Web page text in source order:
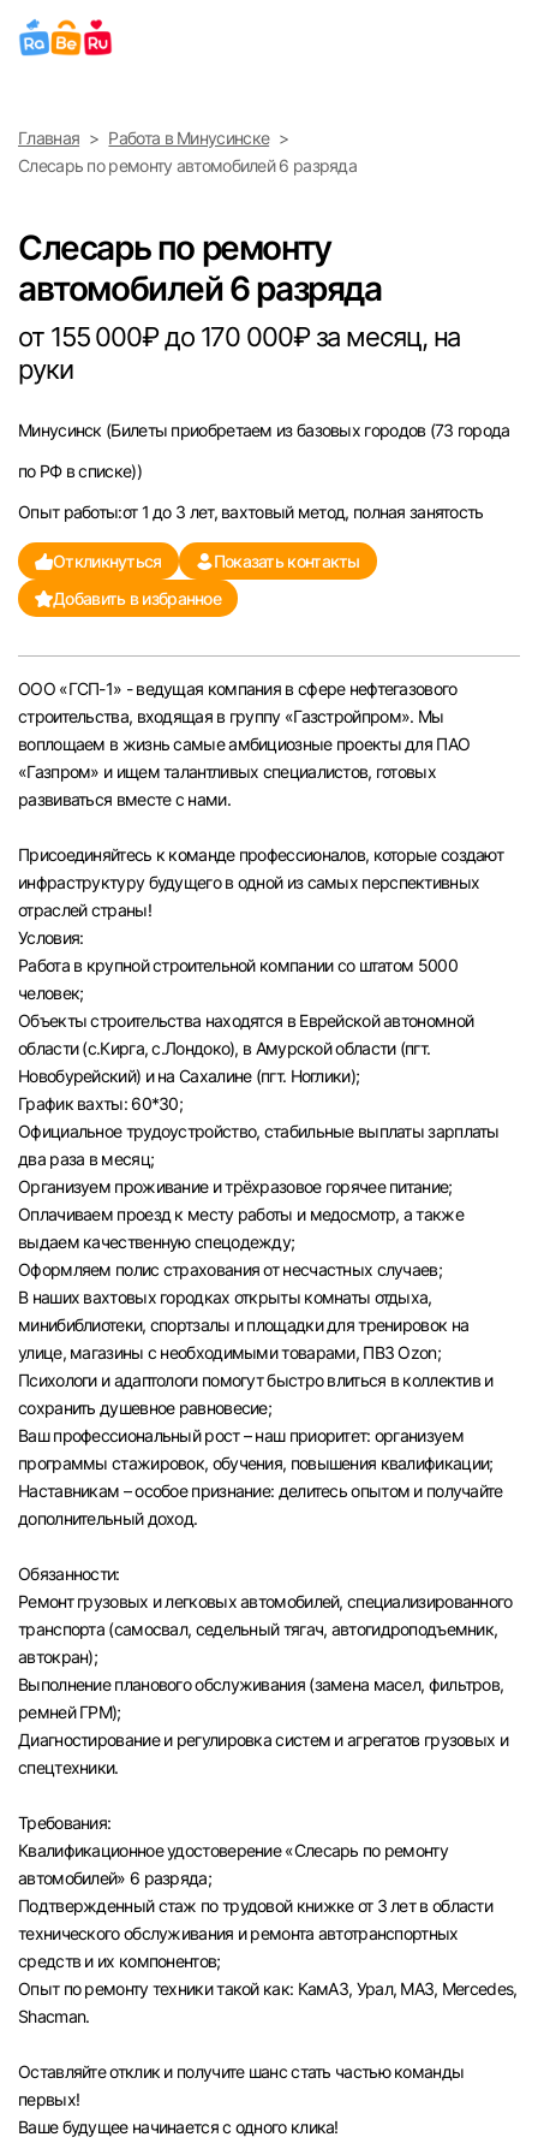
Найти работу Найти сотрудника
Выберите город
Санкт-Петербург
Екатеринбург
Саратов
Казань
Челябинск
Самара
Оренбург
Ульяновск
Курган
Уфа
Вход в личный кабинет
Главная
Работа в Минусинске
Слесарь по ремонту автомобилей 6 разряда
Слесарь по ремонту
автомобилей 6 разряда
от 155 000₽ до 170 000₽ за месяц, на
руки
Минусинск (Билеты приобретаем из базовых городов (73 города
по РФ в списке))
Опыт работы:от 1 до 3 лет, вахтовый метод, полная занятость
Откликнуться
Показать контакты
Добавить в избранное
ООО «ГСП-1» - ведущая компания в сфере нефтегазового
строительства, входящая в группу «Газстройпром». Мы
воплощаем в жизнь самые амбициозные проекты для ПАО
«Газпром» и ищем талантливых специалистов, готовых
развиваться вместе с нами.
Присоединяйтесь к команде профессионалов, которые создают
инфраструктуру будущего в одной из самых перспективных
отраслей страны!
Условия:
Работа в крупной строительной компании со штатом 5000
человек;
Объекты строительства находятся в Еврейской автономной
области (с.Кирга, с.Лондоко), в Амурской области (пгт.
Новобурейский) и на Сахалине (пгт. Ноглики);
График вахты: 60*30;
Официальное трудоустройство, стабильные выплаты зарплаты
два раза в месяц;
Организуем проживание и трёхразовое горячее питание;
Оплачиваем проезд к месту работы и медосмотр, а также
выдаем качественную спецодежду;
Оформляем полис страхования от несчастных случаев;
В наших вахтовых городках открыты комнаты отдыха,
минибиблиотеки, спортзалы и площадки для тренировок на
улице, магазины с необходимыми товарами, ПВЗ Ozon;
Психологи и адаптологи помогут быстро влиться в коллектив и
сохранить душевное равновесие;
Ваш профессиональный рост – наш приоритет: организуем
программы стажировок, обучения, повышения квалификации;
Наставникам – особое признание: делитесь опытом и получайте
дополнительный доход.
Обязанности:
Ремонт грузовых и легковых автомобилей, специализированного
транспорта (самосвал, седельный тягач, автогидроподъемник,
автокран);
Выполнение планового обслуживания (замена масел, фильтров,
ремней ГРМ);
Диагностирование и регулировка систем и агрегатов грузовых и
спецтехники.
Требования:
Квалификационное удостоверение «Слесарь по ремонту
автомобилей» 6 разряда;
Подтвержденный стаж по трудовой книжке от 3 лет в области
технического обслуживания и ремонта автотранспортных
средств и их компонентов;
Опыт по ремонту техники такой как: КамАЗ, Урал, МАЗ, Mercedes,
Shacman.
Оставляйте отклик и получите шанс стать частью команды
первых!
Ваше будущее начинается с одного клика!